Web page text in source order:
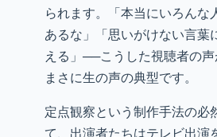
られます。「本当にいろんな
あるな」「思いがけない言葉
える」──こうした視聴者の声
まさに生の声の典型です。
定点観察という制作手法の必
て、出演者たちはテレビ出演